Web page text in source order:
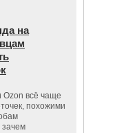
на
всё чаще
похожими
зачем